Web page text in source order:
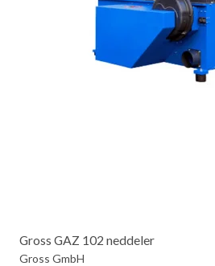
Gross GAZ 102 neddeler
Gross GmbH